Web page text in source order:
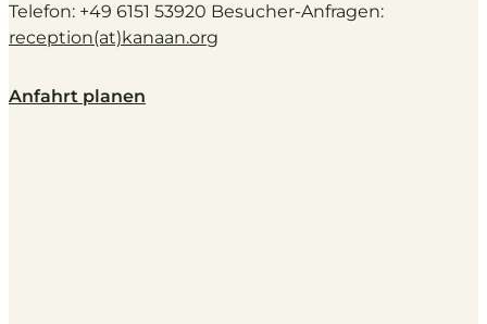
Telefon: +49 6151 53920 Besucher-Anfragen:
reception(at)kanaan.org
Anfahrt planen